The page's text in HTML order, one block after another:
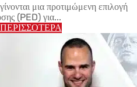
μια προτιμώμενη επιλογή
(PED) για...